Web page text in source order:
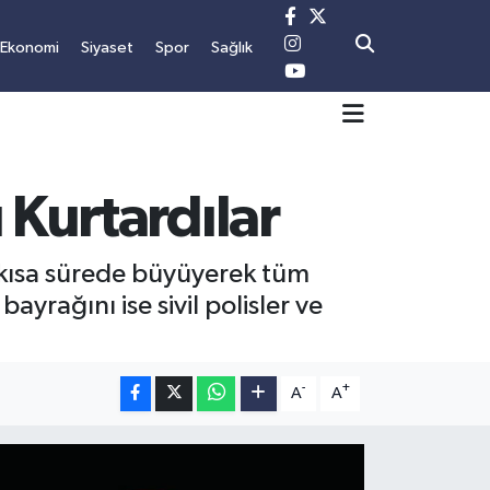
Ekonomi Siyaset Spor Sağlık
Kurtardılar
sürede büyüyerek tüm
ise sivil polisler ve
A- A+